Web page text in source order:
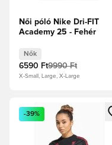
Női póló Nike Dri-FIT
Academy 25 - Fehér
Nők
6590 Ft9990 Ft
X-Small, Large, X-Large
Megnyit egy modált a
-39%